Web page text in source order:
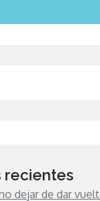
recientes
dejar de dar